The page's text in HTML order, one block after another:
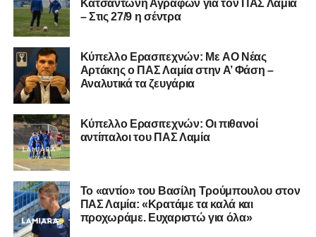
Όταν αποφασίσει να συνειδητοποιήσει ότι είναι
πολύ μικρή.
Ακολουθήστε τοlamiara.grστοGoogle News
μαθαίνετε πρώτοι τα κυανόλευκα νέα στην Ελλάδα και τον
υπόλοιπο κόσμο. Ακολουθήστε το lamiara.gr στο
Facebook, στοTwitterκαι στοInstagram
μαθαίνετε σε χρόνο dt όλα τα νέα.
Κατσαντώνη Αγράφων για τον ΠΑΣ Λαμία
– Στις 27/9 η σέντρα
Kύπελλο Ερασιτεχνών: Με AO Nέας
Αρτάκης ο ΠΑΣ Λαμία στην Α’ Φάση –
Αναλυτικά τα ζευγάρια
Κύπελλο Ερασιτεχνών: Οι πιθανοί
αντίπαλοι του ΠΑΣ Λαμία
Το «αντίο» του Βασίλη Τρούμπουλου στον
ΠΑΣ Λαμία: «Κρατάμε τα καλά και
προχωράμε. Ευχαριστώ για όλα»